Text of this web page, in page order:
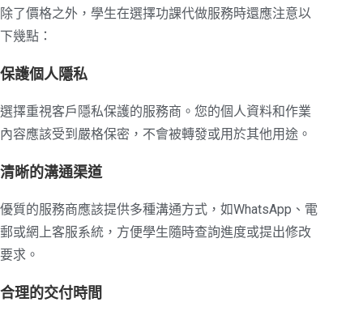
除了價格之外，學生在選擇功課代做服務時還應注意以
下幾點：
保護個人隱私
選擇重視客戶隱私保護的服務商。您的個人資料和作業
內容應該受到嚴格保密，不會被轉發或用於其他用途。
清晰的溝通渠道
優質的服務商應該提供多種溝通方式，如WhatsApp、電
郵或網上客服系統，方便學生隨時查詢進度或提出修改
要求。
合理的交付時間